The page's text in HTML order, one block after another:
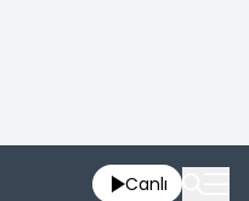
Canlı